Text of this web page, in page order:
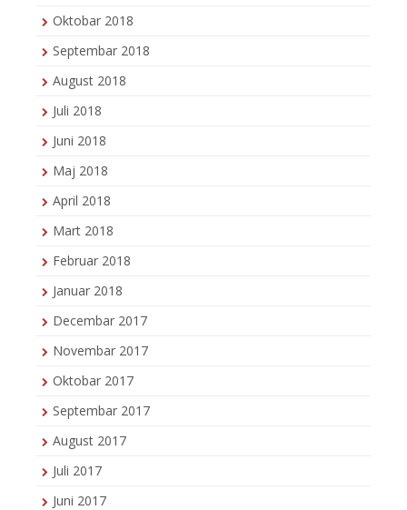
Oktobar 2018
Septembar 2018
August 2018
Juli 2018
Juni 2018
Maj 2018
April 2018
Mart 2018
Februar 2018
Januar 2018
Decembar 2017
Novembar 2017
Oktobar 2017
Septembar 2017
August 2017
Juli 2017
Juni 2017